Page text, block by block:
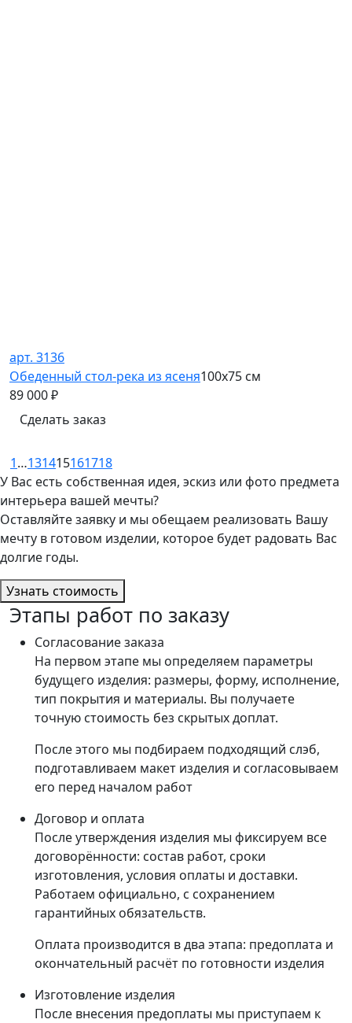
арт. 3136
Обеденный стол-река из ясеня100х75 см
89 000₽
Сделать заказ
1…131415161718
У Вас есть собственная идея, эскиз или фото предмета
интерьера вашей мечты?
Оставляйте заявку и мы обещаем реализовать Вашу
мечту в готовом изделии, которое будет радовать Вас
долгие годы.
Узнать стоимость
Этапы работ по заказу
Согласование заказа
На первом этапе мы определяем параметры
будущего изделия: размеры, форму, исполнение,
тип покрытия и материалы. Вы получаете
точную стоимость без скрытых доплат.
После этого мы подбираем подходящий слэб,
подготавливаем макет изделия и согласовываем
его перед началом работ
Договор и оплата
После утверждения изделия мы фиксируем все
договорённости: состав работ, сроки
изготовления, условия оплаты и доставки.
Работаем официально, с сохранением
гарантийных обязательств.
Оплата производится в два этапа: предоплата и
окончательный расчёт по готовности изделия
Изготовление изделия
После внесения предоплаты мы приступаем к